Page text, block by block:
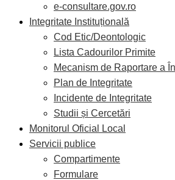
e-consultare.gov.ro
Integritate Instituțională
Cod Etic/Deontologic
Lista Cadourilor Primite
Mecanism de Raportare a
Plan de Integritate
Incidente de Integritate
Studii și Cercetări
Monitorul Oficial Local
Servicii publice
Compartimente
Formulare